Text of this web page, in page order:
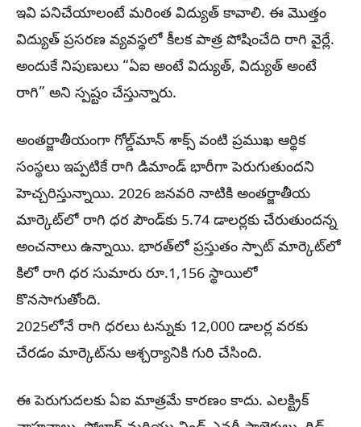
ఇవి పనిచేయాలంటే మరింత విద్యుత్ కావాలి. ఈ మొత్తం
విద్యుత్ ప్రసరణ వ్యవస్థలో కీలక పాత్ర పోషించేది రాగి వైర్లే.
అందుకే నిపుణులు “ఏఐ అంటే విద్యుత్, విద్యుత్ అంటే
రాగి” అని స్పష్టం చేస్తున్నారు.
అంతర్జాతీయంగా గోల్డ్‌మాన్ శాక్స్ వంటి ప్రముఖ ఆర్థిక
సంస్థలు ఇప్పటికే రాగి డిమాండ్ భారీగా పెరుగుతుందని
హెచ్చరిస్తున్నాయి. 2026 జనవరి నాటికి అంతర్జాతీయ
మార్కెట్‌లో రాగి ధర పౌండ్‌కు 5.74 డాలర్లకు చేరుతుందన్న
అంచనాలు ఉన్నాయి. భారత్‌లో ప్రస్తుతం స్పాట్ మార్కెట్‌లో
కిలో రాగి ధర సుమారు రూ.1,156 స్థాయిలో
కొనసాగుతోంది.
2025లోనే రాగి ధరలు టన్నుకు 12,000 డాలర్ల వరకు
చేరడం మార్కెట్‌ను ఆశ్చర్యానికి గురి చేసింది.
ఈ పెరుగుదలకు ఏఐ మాత్రమే కారణం కాదు. ఎలక్ట్రిక్